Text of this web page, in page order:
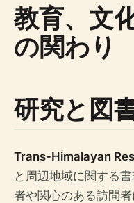
教育、文
の関わり
研究と図
Trans-Himalayan
と周辺地域に関する
者や関心のある訪問